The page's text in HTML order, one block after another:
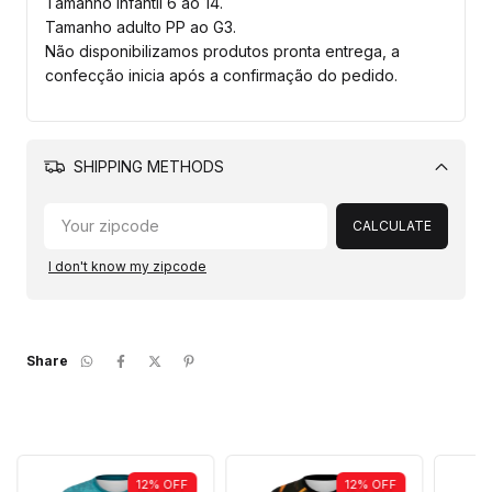
Tamanho adulto PP ao G3.
Não disponibilizamos produtos pronta entrega, a
confecção inicia após a confirmação do pedido.
SHIPPING METHODS
Change
zipcode
CALCULATE
I don't know my zipcode
Share
12% OFF 12% OFF